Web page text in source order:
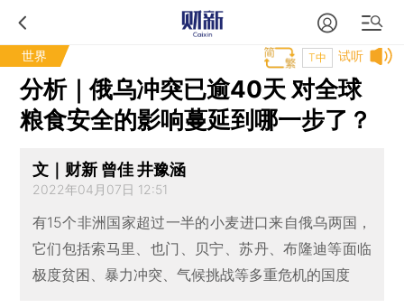
世界 试听
T中
分析｜俄乌冲突已逾40天 对全球
粮食安全的影响蔓延到哪一步了？
文｜财新 曾佳 井豫涵
2022年04月07日 12:51
有15个非洲国家超过一半的小麦进口来自俄乌两国，
它们包括索马里、也门、贝宁、苏丹、布隆迪等面临
极度贫困、暴力冲突、气候挑战等多重危机的国度